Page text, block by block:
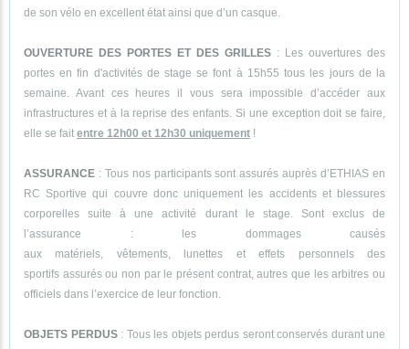
de son vélo en excellent état ainsi que d’un casque.
OUVERTURE DES PORTES ET DES GRILLES : Les ouvertures des
portes en fin d'activités de stage se font à 15h55 tous les jours de la
semaine. Avant ces heures il vous sera impossible d’accéder aux
infrastructures et à la reprise des enfants. Si une exception doit se faire,
elle se fait entre 12h00 et 12h30 uniquement !
ASSURANCE : Tous nos participants sont assurés auprès d’ETHIAS en
RC Sportive qui couvre donc uniquement les accidents et blessures
corporelles suite à une activité durant le stage. Sont exclus de
l’assurance : les dommages causés
aux matériels, vêtements, lunettes et effets personnels des
sportifs assurés ou non par le présent contrat, autres que les arbitres ou
officiels dans l’exercice de leur fonction.
OBJETS PERDUS: Tous les objets perdus seront conservés durant une